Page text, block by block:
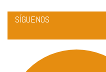
SÍGUENOS